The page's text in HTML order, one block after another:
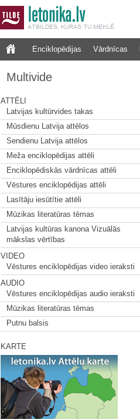
Enciklopēdijas Vārdnīcas
Multivide
ATTĒLI
Latvijas kultūrvides takas
Mūsdienu Latvija attēlos
Sendienu Latvija attēlos
Meža enciklopēdijas attēli
Enciklopēdiskās vārdnīcas attēli
Vēstures enciklopēdijas attēli
Lasītāju iesūtītie attēli
Mūzikas literatūras tēmas
Latvijas kultūras kanona Vizuālās
mākslas vērtības
VIDEO
Vēstures enciklopēdijas video ieraksti
AUDIO
Vēstures enciklopēdijas audio ieraksti
Mūzikas literatūras tēmas
Putnu balsis
KARTE